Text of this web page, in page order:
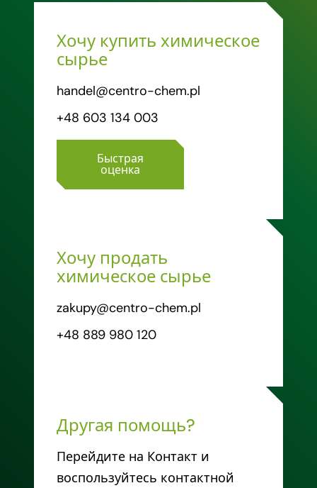
Хочу купить химическое
сырье
handel@centro-chem.pl
+48 603 134 003
Быстрая
оценка
Хочу продать
химическое сырье
zakupy@centro-chem.pl
+48 889 980 120
Другая помощь?
Перейдите на Контакт и
воспользуйтесь контактной